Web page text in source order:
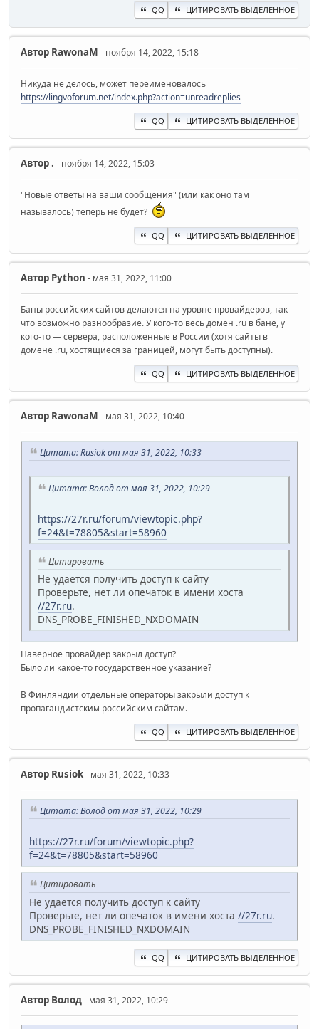
QQ ЦИТИРОВАТЬ ВЫДЕЛЕННОЕ
Автор RawonaM - ноября 14, 2022, 15:18
Никуда не делось, может переименовалось
https://lingvoforum.net/index.php?action=unreadreplies
QQ ЦИТИРОВАТЬ ВЫДЕЛЕННОЕ
Автор. - ноября 14, 2022, 15:03
"Новые ответы на ваши сообщения" (или как оно там
называлось) теперь не будет?
QQ ЦИТИРОВАТЬ ВЫДЕЛЕННОЕ
Автор Python - мая 31, 2022, 11:00
Баны российских сайтов делаются на уровне провайдеров, так
что возможно разнообразие. У кого-то весь домен .ru в бане, у
кого-то — сервера, расположенные в России (хотя сайты в
домене .ru, хостящиеся за границей, могут быть доступны).
QQ ЦИТИРОВАТЬ ВЫДЕЛЕННОЕ
Автор RawonaM - мая 31, 2022, 10:40
Цитата: Rusiok от мая 31, 2022, 10:33
Цитата: Волод от мая 31, 2022, 10:29
https://27r.ru/forum/viewtopic.php?
f=24&t=78805&start=58960
Цитировать
Не удается получить доступ к сайту
Проверьте, нет ли опечаток в имени хоста
//27r.ru.
DNS_PROBE_FINISHED_NXDOMAIN
Наверное провайдер закрыл доступ?
Было ли какое-то государственное указание?
В Финляндии отдельные операторы закрыли доступ к
пропагандистским российским сайтам.
QQ ЦИТИРОВАТЬ ВЫДЕЛЕННОЕ
Автор Rusiok- мая 31, 2022, 10:33
Цитата: Волод от мая 31, 2022, 10:29
https://27r.ru/forum/viewtopic.php?
f=24&t=78805&start=58960
Цитировать
Не удается получить доступ к сайту
Проверьте, нет ли опечаток в имени хоста //27r.ru.
DNS_PROBE_FINISHED_NXDOMAIN
QQ ЦИТИРОВАТЬ ВЫДЕЛЕННОЕ
Автор Волод- мая 31, 2022, 10:29